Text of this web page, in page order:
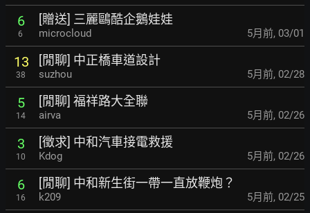
6
6
[贈送] 三麗鷗酷企鵝娃娃
microcloud 5月前, 03/01
13
38
[閒聊] 中正橋車道設計
suzhou 5月前, 02/28
5
14
[閒聊] 福祥路大全聯
airva 5月前, 02/26
3
10
[徵求] 中和汽車接電救援
Kdog 5月前, 02/26
6
16
[閒聊] 中和新生街一帶一直放鞭炮？
k209 5月前, 02/25